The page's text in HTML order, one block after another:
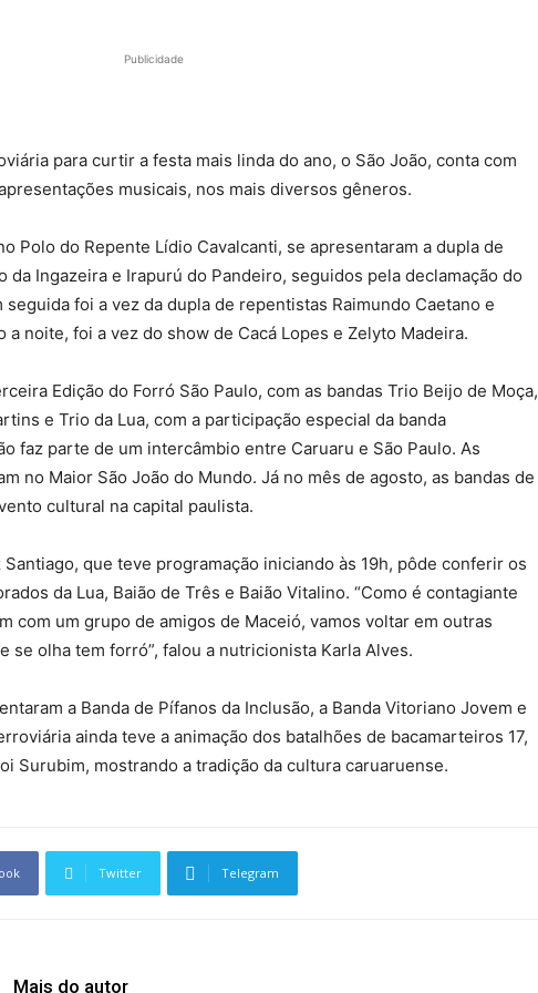
Publicidade
para curtir a festa mais linda do ano, o São João, conta com
musicais, nos mais diversos gêneros.
Polo do Repente Lídio Cavalcanti, se apresentaram a dupla de
da Ingazeira e Irapurú do Pandeiro, seguidos pela declamação do
seguida foi a vez da dupla de repentistas Raimundo Caetano e
a noite, foi a vez do show de Cacá Lopes e Zelyto Madeira.
Edição do Forró São Paulo, com as bandas Trio Beijo de Moça,
e Trio da Lua, com a participação especial da banda
faz parte de um intercâmbio entre Caruaru e São Paulo. As
no Maior São João do Mundo. Já no mês de agosto, as bandas de
cultural na capital paulista.
que teve programação iniciando às 19h, pôde conferir os
da Lua, Baião de Três e Baião Vitalino. “Como é contagiante
com um grupo de amigos de Maceió, vamos voltar em outras
se olha tem forró”, falou a nutricionista Karla Alves.
a Banda de Pífanos da Inclusão, a Banda Vitoriano Jovem e
ainda teve a animação dos batalhões de bacamarteiros 17,
Surubim, mostrando a tradição da cultura caruaruense.
Twitter Telegram
Mais do autor